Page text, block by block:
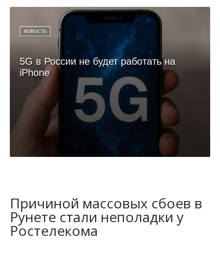
НОВОСТЬ
5G в России не будет работать на
iPhone
Причиной массовых сбоев в
Рунете стали неполадки у
Ростелекома